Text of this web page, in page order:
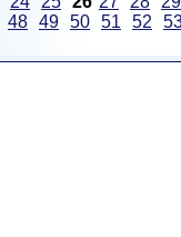
48 49 50 51 52